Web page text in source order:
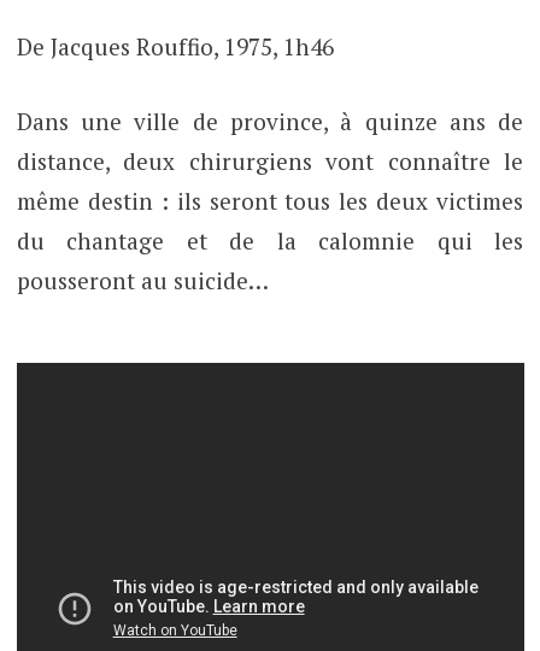
De Jacques Rouffio, 1975, 1h46
Dans une ville de province, à quinze ans de
distance, deux chirurgiens vont connaître le
même destin : ils seront tous les deux victimes
du chantage et de la calomnie qui les
pousseront au suicide…